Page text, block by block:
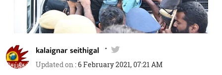
kalaignar seithigal
Updated on :6 February 2021, 07:21 AM